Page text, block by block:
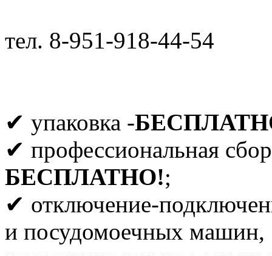
тел. 8-951-918-44-54
✔ упаковка -
✔ профессиональная
БЕСПЛАТНО!;
✔ отключение-
и посудомоечных машин,